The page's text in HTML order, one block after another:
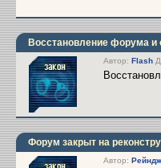
Восстановление форума и
Автор: Flash
Форум закрыт на
Автор: